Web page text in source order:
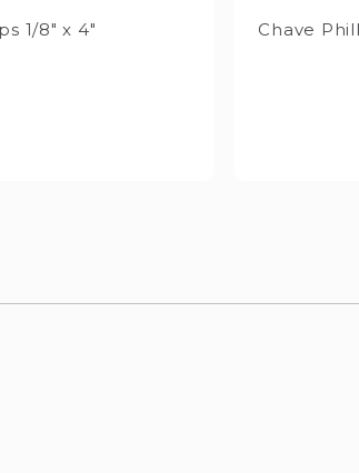
1/8" x 4"
Chave